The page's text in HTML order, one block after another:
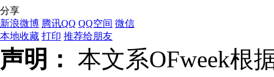
分享
新浪微博 腾讯QQ QQ空间 微信
本地收藏 打印 推荐给朋友
声明： 本文系OFweek根